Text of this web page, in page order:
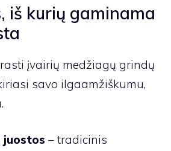
iš kurių gaminama
įvairių medžiagų grindų
savo ilgaamžiškumu,
juostos – tradicinis